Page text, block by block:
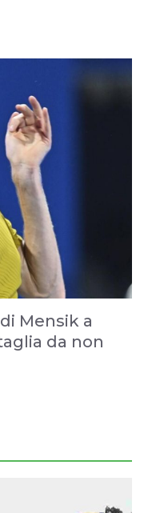
Mensik a
da non